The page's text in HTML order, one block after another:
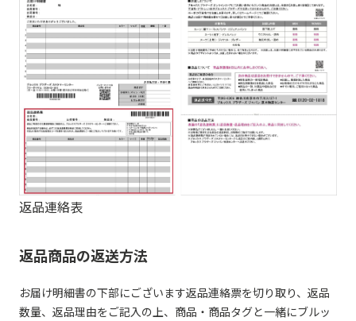
返品連絡表
返品商品の返送方法
お届け明細書の下部にございます返品連絡票を切り取り、返品
数量、返品理由をご記入の上、商品・商品タグと一緒にブルッ